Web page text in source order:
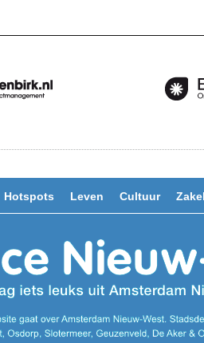
Hotspots Leven Cultuur